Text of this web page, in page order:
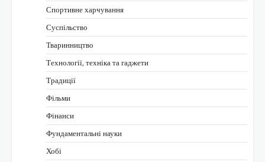
Спортивне харчування
Суспільство
Тваринництво
Технології, техніка та гаджети
Традиції
Фільми
Фінанси
Фундаментальні науки
Хобі